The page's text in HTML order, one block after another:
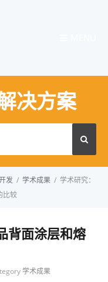
决方案
发 / 学术成果 / 学术研究：
比较
背面涂层和熔
学术成果